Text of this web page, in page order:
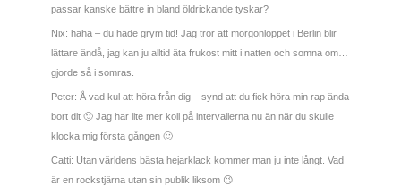
passar kanske bättre in bland öldrickande tyskar?
Nix: haha – du hade grym tid! Jag tror att morgonloppet i Berlin blir
lättare ändå, jag kan ju alltid äta frukost mitt i natten och somna om…
gjorde så i somras.
Peter: Å vad kul att höra från dig – synd att du fick höra min rap ända
bort dit 🙂 Jag har lite mer koll på intervallerna nu än när du skulle
klocka mig första gången 🙂
Catti: Utan världens bästa hejarklack kommer man ju inte långt. Vad
är en rockstjärna utan sin publik liksom 😉